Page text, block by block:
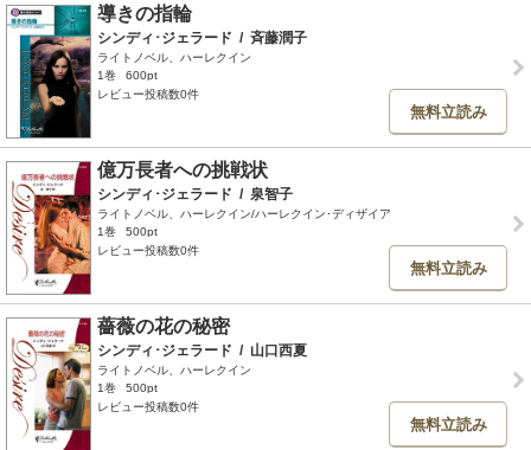
導きの指輪
シンディ･ジェラード / 斉藤潤子
ライトノベル、ハーレクイン
1巻
600pt
レビュー投稿数0件
無料立読み
億万長者への挑戦状
シンディ･ジェラード / 泉智子
ライトノベル、ハーレクイン/ハーレクイン･ディザイア
1巻
500pt
レビュー投稿数0件
無料立読み
薔薇の花の秘密
シンディ･ジェラード / 山口西夏
ライトノベル、ハーレクイン
1巻
500pt
レビュー投稿数0件
無料立読み